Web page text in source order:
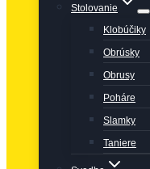
Stolovanie
Klobúčiky
Obrúsky
Obrusy
Poháre
Slamky
Taniere